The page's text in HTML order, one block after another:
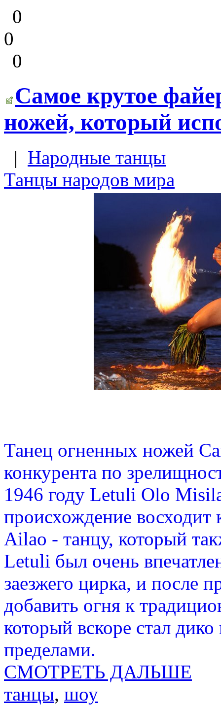
0
0
0
Самое крутое
ножей, который
| Народные танцы
Танцы народов мира
Танец огненных ножей
конкурента по
1946 году Letuli Olo
происхождение восходит
Ailao - танцу, который
Letuli был очень
заезжего цирка, и после
добавить огня к
который вскоре стал
пределами.
СМОТРЕТЬ ДАЛЬШЕ
танцы, шоу